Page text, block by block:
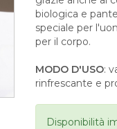
biologica e
speciale per
per il corpo.
MODO D'USO:
rinfrescante e
Disponibilità